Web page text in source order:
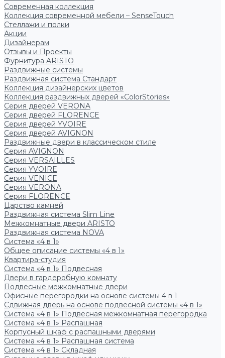
Современная коллекция
Коллекция современной мебели – SenseTouch
Стеллажи и полки
Акции
Дизайнерам
Отзывы и Проекты
Фурнитура ARISTO
Раздвижные системы
Раздвижная система Стандарт
Коллекция дизайнерских цветов
Коллекция раздвижных дверей «ColorStories»
Серия дверей VERONA
Серия дверей FLORENCE
Серия дверей YVOIRE
Серия дверей AVIGNON
Раздвижные двери в классическом стиле
Серия AVIGNON
Серия VERSAILLES
Серия YVOIRE
Серия VENICE
Серия VERONA
Серия FLORENCE
Царство камней
Раздвижная система Slim Line
Межкомнатные двери ARISTO
Раздвижная система NOVA
Система «4 в 1»
Общее описание системы «4 в 1»
Квартира-студия
Система «4 в 1» Подвесная
Двери в гардеробную комнату
Подвесные межкомнатные двери
Офисные перегородки на основе системы 4 в 1
Сдвижная дверь на основе подвесной системы «4 в 1»
Система «4 в 1» Подвесная межкомнатная перегородка
Система «4 в 1» Распашная
Корпусный шкаф с распашными дверями
Система «4 в 1» Распашная система
Система «4 в 1» Складная